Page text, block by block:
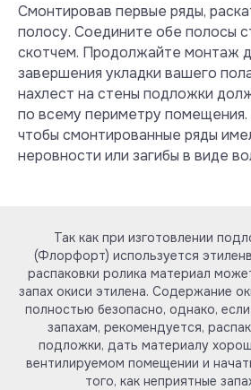
Смонтировав первые ряды,
полосу. Соедините обе полосы
скотчем. Продолжайте монтаж
завершения укладки вашего
нахлест на стены подложки
по всему периметру
чтобы смонтированные ряды
неровности или загибы в виде
Так как при изготовлении
(Флорфорт) используется
распаковки ролика материал
запах окиси этилена. Содержание
полностью безопасно, однако,
запахам, рекомендуется,
подложки, дать материалу
вентилируемом помещении и
того, как неприятные